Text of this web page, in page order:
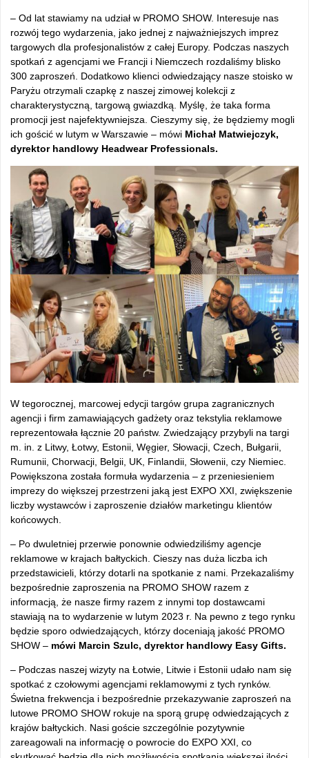
– Od lat stawiamy na udział w PROMO SHOW. Interesuje nas
rozwój tego wydarzenia, jako jednej z najważniejszych imprez
targowych dla profesjonalistów z całej Europy. Podczas naszych
spotkań z agencjami we Francji i Niemczech rozdaliśmy blisko
300 zaproszeń. Dodatkowo klienci odwiedzający nasze stoisko w
Paryżu otrzymali czapkę z naszej zimowej kolekcji z
charakterystyczną, targową gwiazdką. Myślę, że taka forma
promocji jest najefektywniejsza. Cieszymy się, że będziemy mogli
ich gościć w lutym w Warszawie – mówi Michał Matwiejczyk,
dyrektor handlowy Headwear Professionals.
W tegorocznej, marcowej edycji targów grupa zagranicznych
agencji i firm zamawiających gadżety oraz tekstylia reklamowe
reprezentowała łącznie 20 państw. Zwiedzający przybyli na targi
m. in. z Litwy, Łotwy, Estonii, Węgier, Słowacji, Czech, Bułgarii,
Rumunii, Chorwacji, Belgii, UK, Finlandii, Słowenii, czy Niemiec.
Powiększona została formuła wydarzenia – z przeniesieniem
imprezy do większej przestrzeni jaką jest EXPO XXI, zwiększenie
liczby wystawców i zaproszenie działów marketingu klientów
końcowych.
– Po dwuletniej przerwie ponownie odwiedziliśmy agencje
reklamowe w krajach bałtyckich. Cieszy nas duża liczba ich
przedstawicieli, którzy dotarli na spotkanie z nami. Przekazaliśmy
bezpośrednie zaproszenia na PROMO SHOW razem z
informacją, że nasze firmy razem z innymi top dostawcami
stawiają na to wydarzenie w lutym 2023 r. Na pewno z tego rynku
będzie sporo odwiedzających, którzy doceniają jakość PROMO
SHOW – mówi Marcin Szulc, dyrektor handlowy Easy Gifts.
– Podczas naszej wizyty na Łotwie, Litwie i Estonii udało nam się
spotkać z czołowymi agencjami reklamowymi z tych rynków.
Świetna frekwencja i bezpośrednie przekazywanie zaproszeń na
lutowe PROMO SHOW rokuje na sporą grupę odwiedzających z
krajów bałtyckich. Nasi goście szczególnie pozytywnie
zareagowali na informację o powrocie do EXPO XXI, co